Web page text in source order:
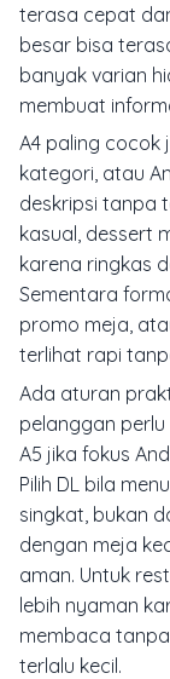
terasa cepat
besar bisa
banyak varian
membuat
A4 paling cocok
kategori, atau
deskripsi tanpa
kasual, dessert
karena ringkas
Sementara
promo meja,
terlihat rapi
Ada aturan
pelanggan perlu
A5 jika fokus
Pilih DL bila
singkat, bukan
dengan meja
aman. Untuk
lebih nyaman
membaca
terlalu kecil.